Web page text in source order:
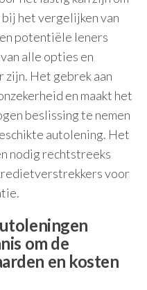
het vergelijken van
potentiële leners
alle opties en
zijn. Het gebrek aan
en maakt het
beslissing te nemen
autolening. Het
nodig rechtstreeks
voor
om de
en kosten